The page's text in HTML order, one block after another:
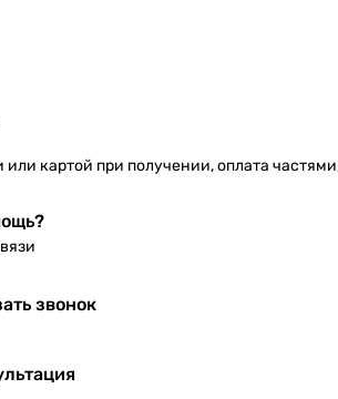
картой при получении, оплата
звонок